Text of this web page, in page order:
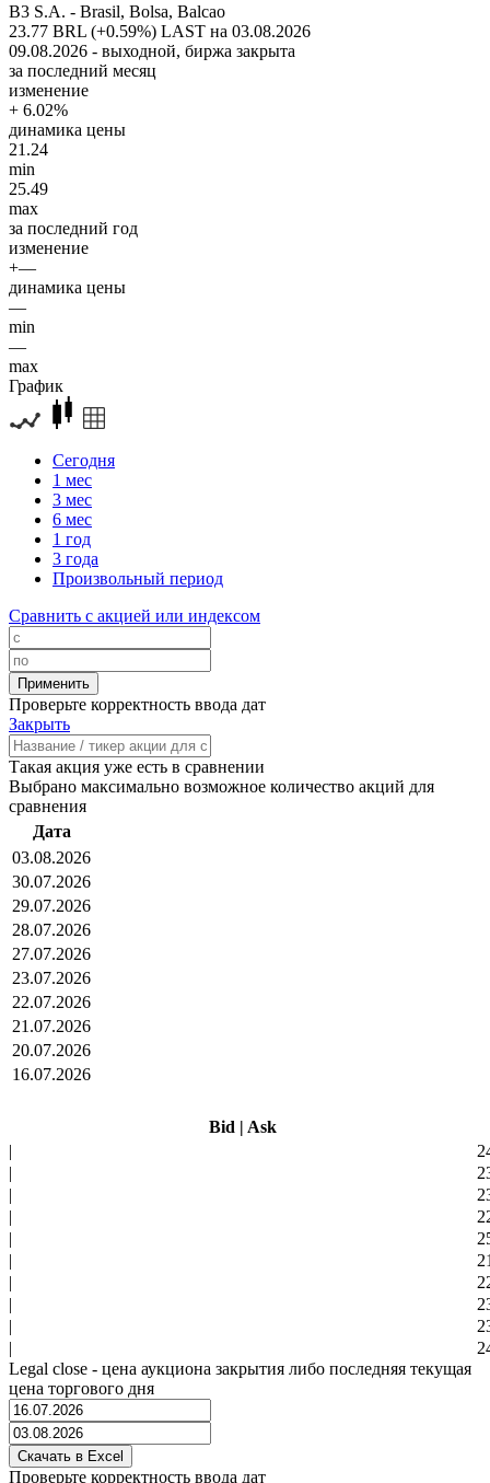
B3 S.A. - Brasil, Bolsa, Balcao
23.77 BRL (+0.59%) LAST на 03.08.2026
09.08.2026 - выходной, биржа закрыта
за последний месяц
изменение
+ 6.02%
динамика цены
21.24
min
25.49
max
за последний год
изменение
+—
динамика цены
—
min
—
max
График
Сегодня
1 мес
3 мес
6 мес
1 год
3 года
Произвольный период
Сравнить с акцией или индексом
Проверьте корректность ввода дат
Закрыть
Такая акция уже есть в сравнении
Выбрано максимально возможное количество акций для
сравнения
Дата
03.08.2026
30.07.2026
29.07.2026
28.07.2026
27.07.2026
23.07.2026
22.07.2026
21.07.2026
20.07.2026
16.07.2026
Bid | Ask
|
|
|
|
|
|
|
|
|
|
Legal close - цена аукциона закрытия либо последняя текущая
цена торгового дня
Проверьте корректность ввода дат